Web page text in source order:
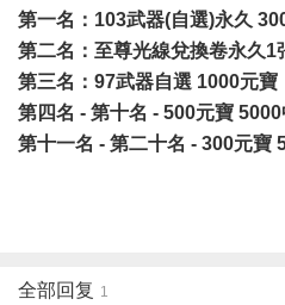
第一名：103武器(自選)永久
第二名：至尊光線兌換卷永久
第三名：97武器自選 1000元寶
第四名 - 第十名 - 500元寶
第十一名 - 第二十名 - 300元寶
全部回复 1